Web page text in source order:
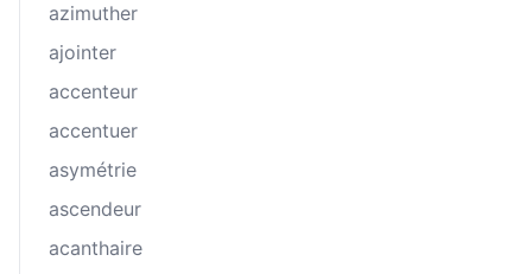
azimuther
ajointer
accenteur
accentuer
asymétrie
ascendeur
acanthaire